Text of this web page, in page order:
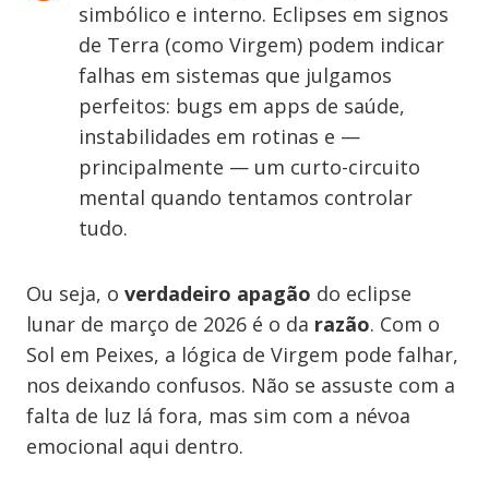
simbólico e interno. Eclipses em signos
de Terra (como Virgem) podem indicar
falhas em sistemas que julgamos
perfeitos: bugs em apps de saúde,
instabilidades em rotinas e —
principalmente — um curto-circuito
mental quando tentamos controlar
tudo.
Ou seja, o verdadeiro apagão do eclipse
lunar de março de 2026 é o da razão. Com o
Sol em Peixes, a lógica de Virgem pode falhar,
nos deixando confusos. Não se assuste com a
falta de luz lá fora, mas sim com a névoa
emocional aqui dentro.